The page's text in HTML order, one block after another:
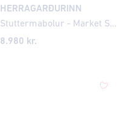
HERRAGARÐURINN
Stuttermabolur - Market Shops
8.980 kr.